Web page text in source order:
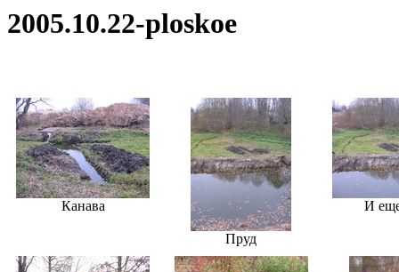
2005.10.22-ploskoe
Канава
Пруд
И